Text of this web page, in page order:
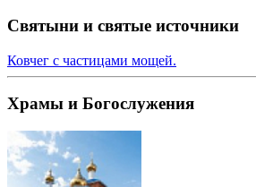
Святыни и святые источники
Ковчег с частицами мощей.
Храмы и Богослужения